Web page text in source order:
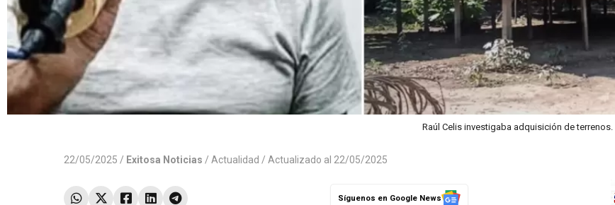
Raúl Celis investigaba adquisición de terrenos.
22/05/2025 / Exitosa Noticias / Actualidad / Actualizado al 22/05/2025
Síguenos en Google News